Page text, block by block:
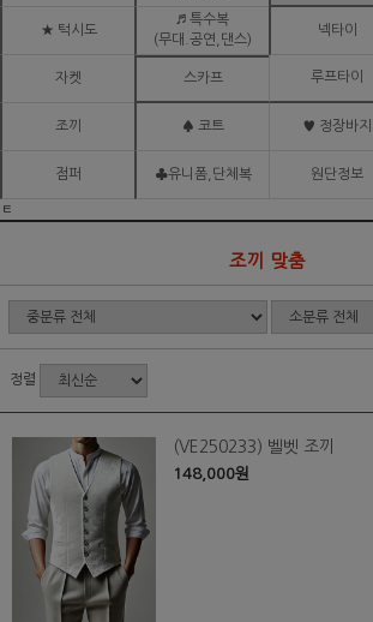
★ 턱시도
♬ 특수복
(무대.공연,댄스)
넥타이
자켓 스카프 루프타이
조끼 ♠ 코트 ♥ 정장바지
점퍼 ♣유니폼,단체복 원단정보
ㅌ
조끼 맞춤
정렬
(VE250233) 벨벳 조끼
148,000원